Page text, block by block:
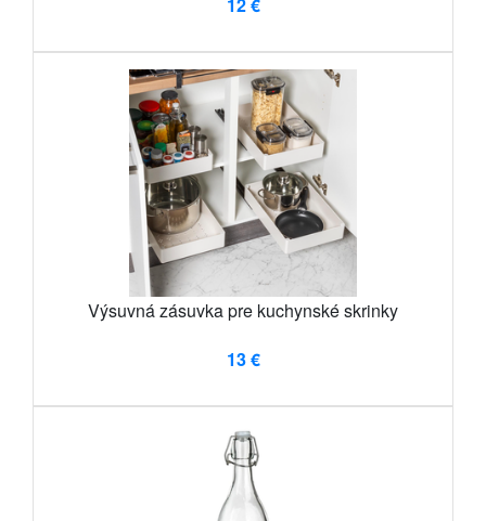
Výsuvná zásuvka pre kuchynské skrinky
13 €